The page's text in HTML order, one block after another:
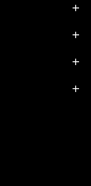
öne
bir
planda tutar.
eden,
giyim
aday